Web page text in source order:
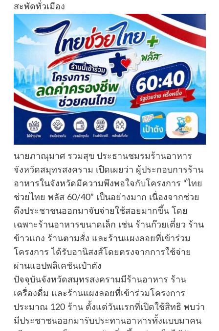
สะพัดทั่วเมือง
นายภาณุมาศ รวมสุข ประธานชมรมร้านอาหาร
จังหวัดสมุทรสงคราม เปิดเผยว่า ผู้ประกอบการร้าน
อาหารในจังหวัดมีความพึงพอใจกับโครงการ “ไทย
ช่วยไทย พลัส 60/40” เป็นอย่างมาก เนื่องจากช่วย
ดึงประชาชนออกมาจับจ่ายใช้สอยมากขึ้น โดย
เฉพาะร้านอาหารขนาดเล็ก เช่น ร้านก๊วยเตี๋ยว ร้าน
ข้าวแกง ร้านตามสั่ง และร้านแผงลอยที่เข้าร่วม
โครงการ ได้รับอานิสงส์โดยตรงจากการใช้จ่าย
ผ่านแอปพลิเคชันเป๋าตัง
ปัจจุบันจังหวัดสมุทรสงครามมีร้านอาหาร ร้าน
เครื่องดื่ม และร้านแผงลอยที่เข้าร่วมโครงการ
ประมาณ 120 ร้าน ตั้งแต่วันแรกที่เปิดใช้สิทธิ พบว่า
มีประชาชนออกมารับประทานอาหารทั้งแบบมาคน